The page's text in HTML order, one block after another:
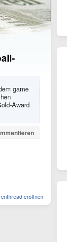
game
Award
eröffnen